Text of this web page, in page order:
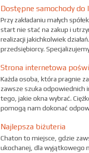
Dostępne samochody do
Przy zakładaniu małych
start nie stać na zakup i
realizacji jakichkolwiek
przedsiębiorcy.
Strona internetowa
Każda osoba, która pragnie
zawsze szuka
tego, jakie okna wybrać.
pomogą nam dokonać
Najlepsza biżuteria
Chaton to miejsce, gdzie
ukochanej, dla wyjątkowego